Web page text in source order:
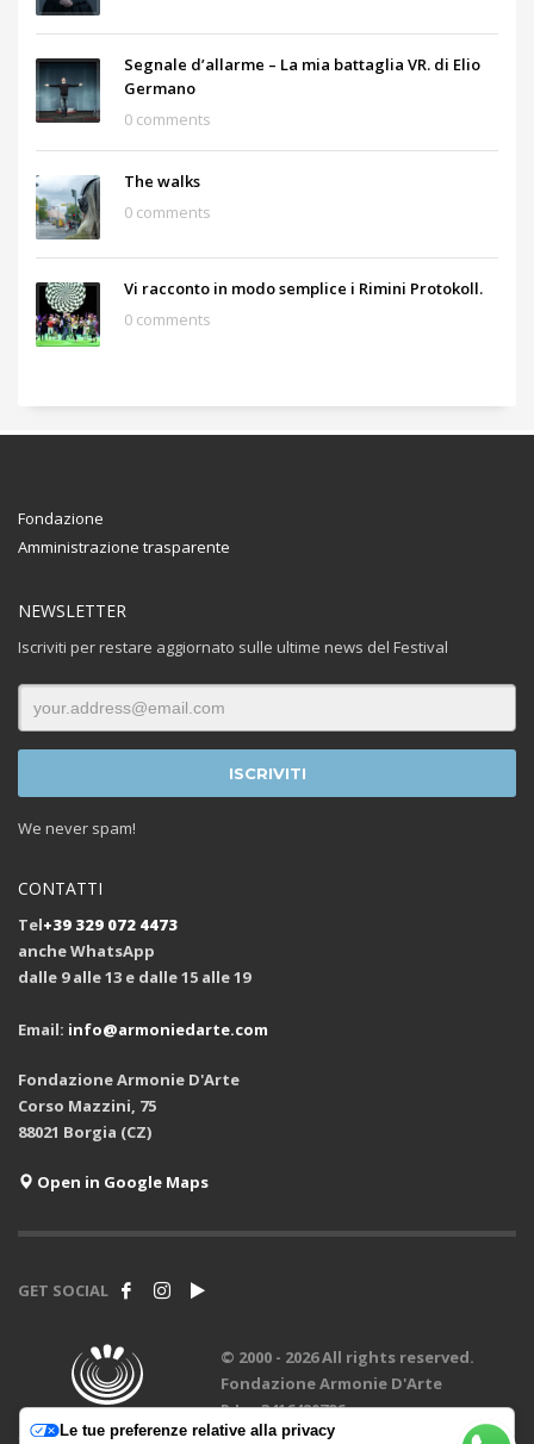
Segnale d’allarme – La mia battaglia VR. di Elio
Germano
0 comments
The walks
0 comments
Vi racconto in modo semplice i Rimini Protokoll.
0 comments
Fondazione
Amministrazione trasparente
NEWSLETTER
Iscriviti per restare aggiornato sulle ultime news del Festival
We never spam!
CONTATTI
Tel+39 329 072 4473
anche WhatsApp
dalle 9 alle 13 e dalle 15 alle 19
Email: info@armoniedarte.com
Fondazione Armonie D'Arte
Corso Mazzini, 75
88021 Borgia (CZ)
Open in Google Maps
GET SOCIAL
© 2000 - 2026 All rights reserved.
Fondazione Armonie D'Arte
P.Iva 3416420796
design byCreadiva
Le tue preferenze relative alla privacy